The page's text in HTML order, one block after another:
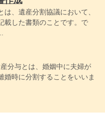
、遺産分割協議において、
載した書類のことです。で
分与とは、婚姻中に夫婦が
婚時に分割することをいいま